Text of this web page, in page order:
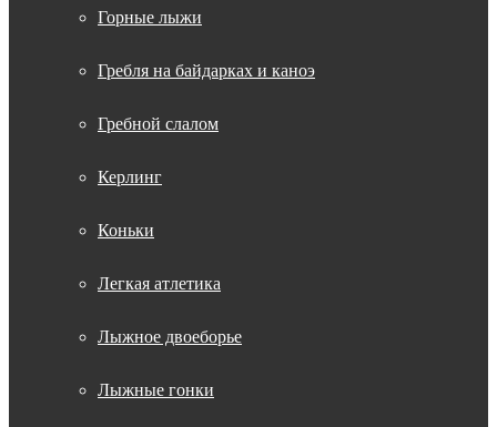
Горные лыжи
Гребля на байдарках и каноэ
Гребной слалом
Керлинг
Коньки
Легкая атлетика
Лыжное двоеборье
Лыжные гонки